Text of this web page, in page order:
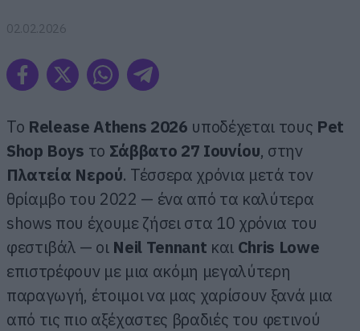
02.02.2026
Το Release Athens 2026 υποδέχεται τους Pet
Shop Boys το Σάββατο 27 Ιουνίου, στην
Πλατεία Νερού. Τέσσερα χρόνια μετά τον
θρίαμβο του 2022 — ένα από τα καλύτερα
shows που έχουμε ζήσει στα 10 χρόνια του
φεστιβάλ — οι Neil Tennant και Chris Lowe
επιστρέφουν με μια ακόμη μεγαλύτερη
παραγωγή, έτοιμοι να μας χαρίσουν ξανά μια
από τις πιο αξέχαστες βραδιές του φετινού